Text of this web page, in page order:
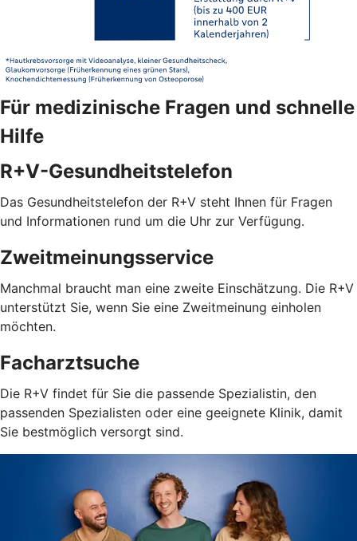
Für medizinische Fragen und schnelle
Hilfe
R+V-Gesundheitstelefon
Das Gesundheitstelefon der R+V steht Ihnen für Fragen
und Informationen rund um die Uhr zur Verfügung.
Zweitmeinungsservice
Manchmal braucht man eine zweite Einschätzung. Die R+V
unterstützt Sie, wenn Sie eine Zweitmeinung einholen
möchten.
Facharztsuche
Die R+V findet für Sie die passende Spezialistin, den
passenden Spezialisten oder eine geeignete Klinik, damit
Sie bestmöglich versorgt sind.